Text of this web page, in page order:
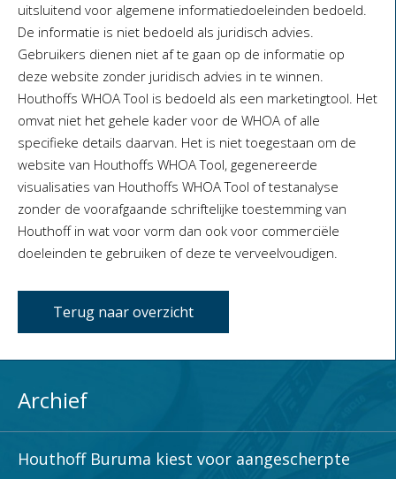
uitsluitend voor algemene informatiedoeleinden bedoeld.
De informatie is niet bedoeld als juridisch advies.
Gebruikers dienen niet af te gaan op de informatie op
deze website zonder juridisch advies in te winnen.
Houthoffs WHOA Tool is bedoeld als een marketingtool. Het
omvat niet het gehele kader voor de WHOA of alle
specifieke details daarvan. Het is niet toegestaan om de
website van Houthoffs WHOA Tool, gegenereerde
visualisaties van Houthoffs WHOA Tool of testanalyse
zonder de voorafgaande schriftelijke toestemming van
Houthoff in wat voor vorm dan ook voor commerciële
doeleinden te gebruiken of deze te verveelvoudigen.
Terug naar overzicht
Archief
Houthoff Buruma kiest voor aangescherpte